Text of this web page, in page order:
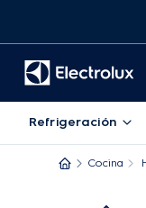
Refrigeración
Cocina